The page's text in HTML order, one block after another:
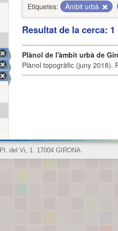
Etiquetes:
Àmbit urbà
Resultat de la cerca:
Plànol de l'àmbit urbà de
Plànol topogràfic (juny 2018).
Pl. del Vi, 1. 17004 GIRONA